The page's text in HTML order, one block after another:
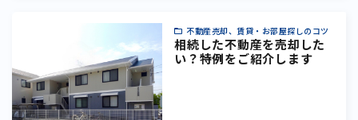
不動産売却、賃貸・お部屋探しのコツ
相続した不動産を売却した
い？特例をご紹介します